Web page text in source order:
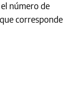
número de
corresponde